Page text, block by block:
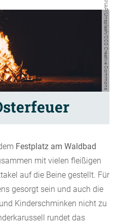
CHUTTERSNAP/Unsplash/CC0 Creative Commons
Festplatz am Waldbad
mit vielen fleißigen
auf die Beine gestellt. Für
gesorgt sein und auch die
Kinderschminken nicht zu
rundet das